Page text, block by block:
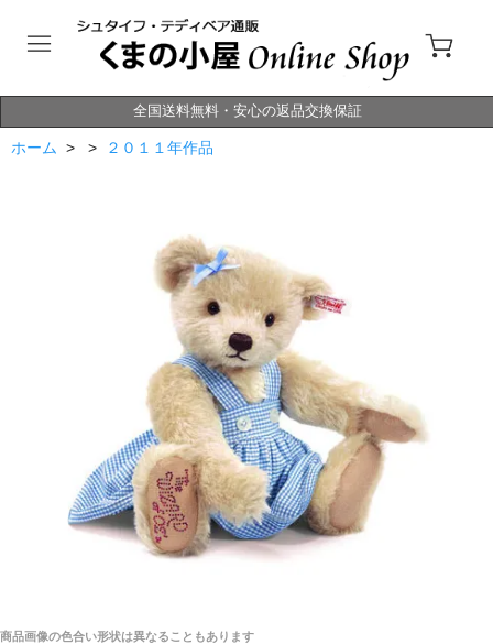
全国送料無料・安心の返品交換保証
ホーム > > ２０１１年作品
商品画像の色合い形状は異なることもあります